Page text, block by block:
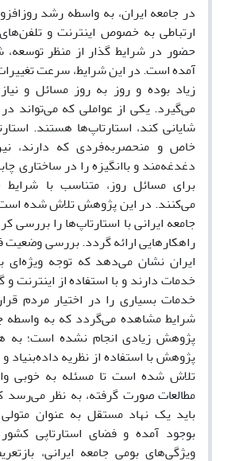
در جامعه ایران، به واسطه رشد
ارتباطی به خصوص اینترنت و
حضور در شرایط گذار از منظر
آمده است. در این شرایط، سرعت
زیاد بوده و روز به روز مسائل و
می‌گیرد. یکی از عواملی که می‌تواند
شایانی کند، استارتاپ‌ها هستند.
خاص و منحصربه‌فردی که دارند،
دغدغه‌مند و باانگیزه را در ساختاری
برای مسائل روز، متناسب با شرایط
می‌کنند. در این پژوهش تلاش شده است
جامعه ایرانی با استارتاپ‌ها را بررسی
راهکارهایی ارائه گردد. بررسی وضعیت
ایران نشان می‌دهد که توجه
خدمات دارند و با استفاده از
خدمات بسیاری را در اختیار مردم
شرایط مشاهده می‌گردد که به واسطه
پژوهش زیادی انجام نشده است؛ به
پژوهش با استفاده از نظریه داده‌بنیاد
تلاش شده است تا مسئله به خوبی
مطالعات صورت گرفته، به نظر می‌رسد
باید یک نهاد مستقل به عنوان
بوجود آمده و فضای استارتاپی
ویژگی‌های بومی جامعه ایرانی،